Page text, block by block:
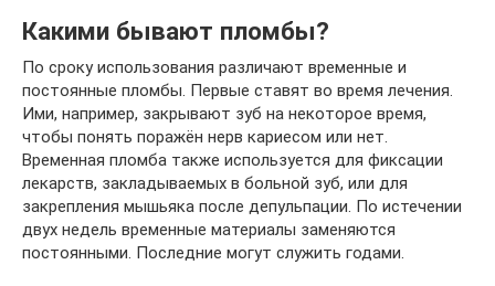
Какими бывают пломбы?
По сроку использования различают временные и
постоянные пломбы. Первые ставят во время лечения.
Ими, например, закрывают зуб на некоторое время,
чтобы понять поражён нерв кариесом или нет.
Временная пломба также используется для фиксации
лекарств, закладываемых в больной зуб, или для
закрепления мышьяка после депульпации. По истечении
двух недель временные материалы заменяются
постоянными. Последние могут служить годами.